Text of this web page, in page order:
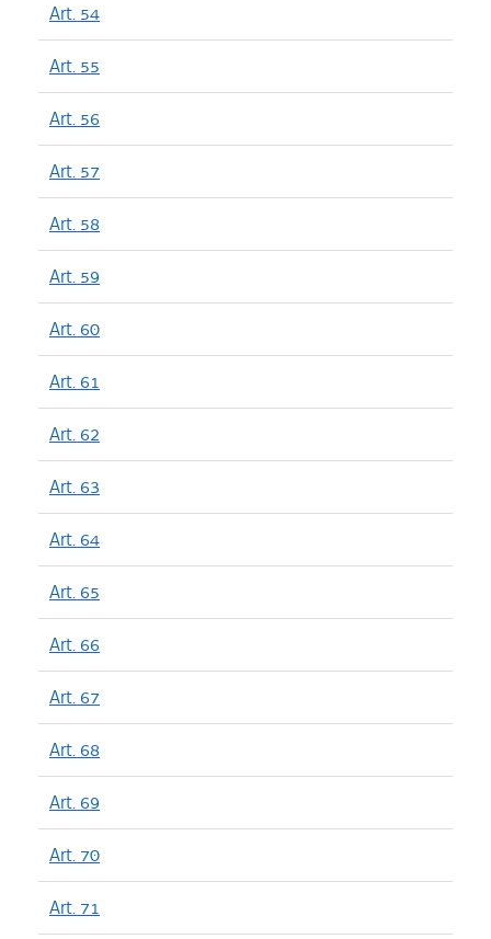
Art. 54
Art. 55
Art. 56
Art. 57
Art. 58
Art. 59
Art. 60
Art. 61
Art. 62
Art. 63
Art. 64
Art. 65
Art. 66
Art. 67
Art. 68
Art. 69
Art. 70
Art. 71